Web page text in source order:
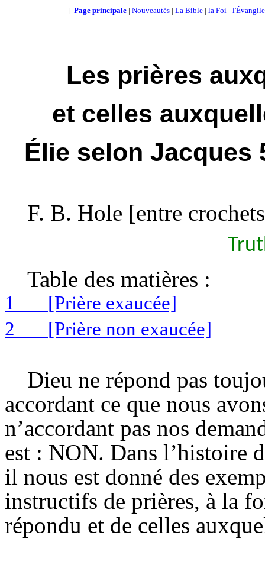
[ Page principale | Nouveautés | La Bible | la Foi - l'Évangile
Les prières
et celles
Élie selon Jacques
F. B. Hole [entre
Table des matières :
1
[Prière exaucée]
2
[Prière non exaucée]
Dieu ne répond pas
accordant ce que nous
n’accordant pas nos
est : NON. Dans l’histoire
il nous est donné des
instructifs de prières, à la
répondu et de celles